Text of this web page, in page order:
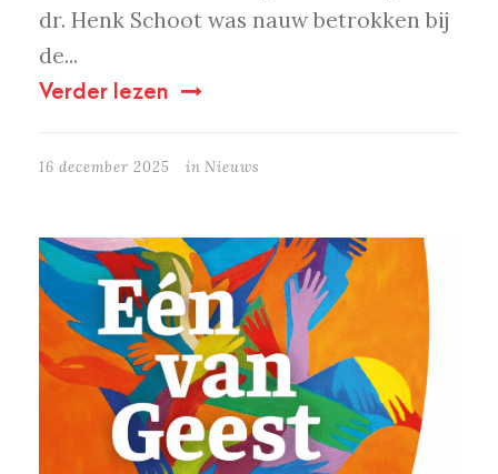
dr. Henk Schoot was nauw betrokken bij
de...
Verder lezen
16 december 2025 in Nieuws